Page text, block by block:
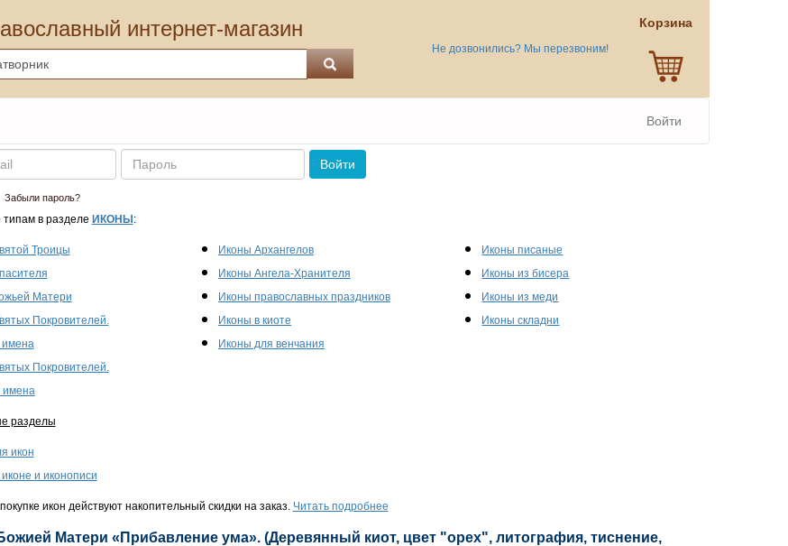
интернет-магазин
Не дозвонились? Мы перезвоним!
Корзина
Войти
Пароль
Войти
Забыли пароль?
типам в разделе ИКОНЫ :
Троицы
Матери
Покровителей.
имена
Покровителей.
имена
Иконы Архангелов
Иконы Ангела-Хранителя
Иконы православных праздников
Иконы в киоте
Иконы для венчания
Иконы писаные
Иконы из бисера
Иконы из меди
Иконы складни
разделы
икон
иконе и иконописи
икон действуют накопительный скидки на заказ. Читать подробнее
Матери «Прибавление ума». (Деревянный киот, цвет "орех", литография, тиснение,